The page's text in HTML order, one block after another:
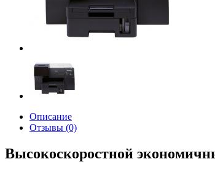
Описание
Отзывы (0)
Высокоскоростной